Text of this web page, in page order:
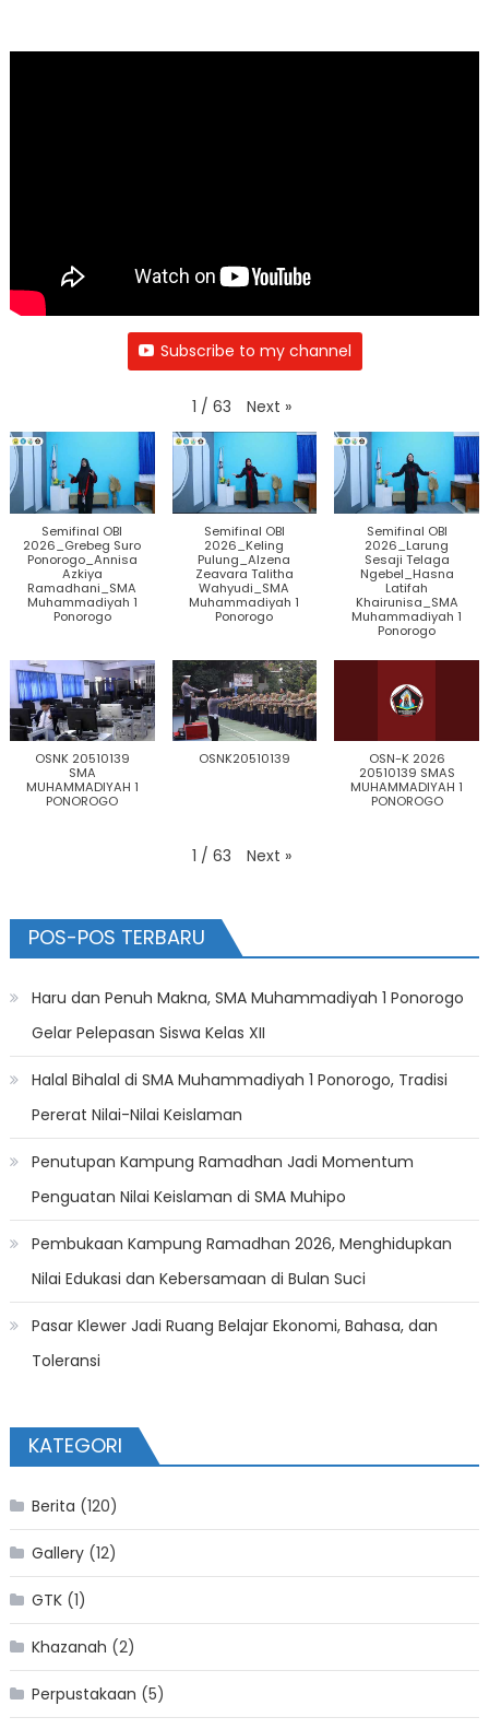
Subscribe to my channel
1 / 63 Next »
Semifinal OBI
2026_Grebeg Suro
Ponorogo_Annisa
Azkiya
Ramadhani_SMA
Muhammadiyah 1
Ponorogo
Semifinal OBI
2026_Keling
Pulung_Alzena
Zeavara Talitha
Wahyudi_SMA
Muhammadiyah 1
Ponorogo
Semifinal OBI
2026_Larung
Sesaji Telaga
Ngebel_Hasna
Latifah
Khairunisa_SMA
Muhammadiyah 1
Ponorogo
OSNK 20510139
SMA
MUHAMMADIYAH 1
PONOROGO
OSNK20510139
OSN-K 2026
20510139 SMAS
MUHAMMADIYAH 1
PONOROGO
1 / 63 Next »
POS-POS TERBARU
Haru dan Penuh Makna, SMA Muhammadiyah 1 Ponorogo
Gelar Pelepasan Siswa Kelas XII
Halal Bihalal di SMA Muhammadiyah 1 Ponorogo, Tradisi
Pererat Nilai-Nilai Keislaman
Penutupan Kampung Ramadhan Jadi Momentum
Penguatan Nilai Keislaman di SMA Muhipo
Pembukaan Kampung Ramadhan 2026, Menghidupkan
Nilai Edukasi dan Kebersamaan di Bulan Suci
Pasar Klewer Jadi Ruang Belajar Ekonomi, Bahasa, dan
Toleransi
KATEGORI
Berita (120)
Gallery(12)
GTK(1)
Khazanah (2)
Perpustakaan (5)